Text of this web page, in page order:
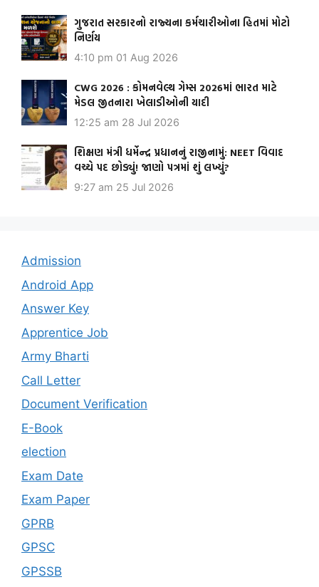
ગુજરાત સરકારનો રાજ્યના કર્મચારીઓના હિતમાં મોટો
નિર્ણય
4:10 pm 01 Aug 2026
CWG 2026 : કોમનવેલ્થ ગેમ્સ 2026માં ભારત માટે
મેડલ જીતનારા ખેલાડીઓની યાદી
12:25 am 28 Jul 2026
શિક્ષણ મંત્રી ધર્મેન્દ્ર પ્રધાનનું રાજીનામું: NEET વિવાદ
વચ્ચે પદ છોડ્યું! જાણો પત્રમાં શું લખ્યું?
9:27 am 25 Jul 2026
Admission
Android App
Answer Key
Apprentice Job
Army Bharti
Call Letter
Document Verification
E-Book
election
Exam Date
Exam Paper
GPRB
GPSC
GPSSB